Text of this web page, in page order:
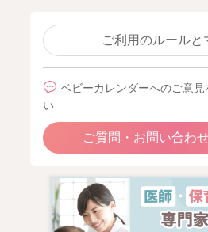
ご利用のルールと
ベビーカレンダーへのご意見
い
ご質問・お問い合わ